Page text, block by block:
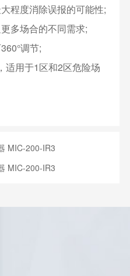
程度消除误报的可能性;
多场合的不同需求;
调节;
用于1区和2区危险场
MIC-200-IR3
MIC-200-IR3